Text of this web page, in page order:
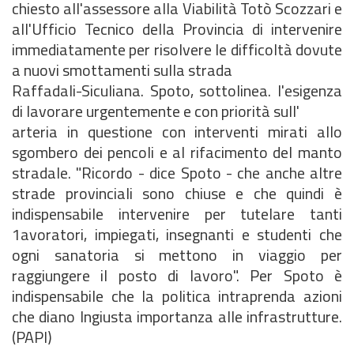
chiesto all'assessore alla Viabilità Totò Scozzari e
all'Ufficio Tecnico della Provincia di intervenire
immediatamente per risolvere le difficoltà dovute
a nuovi smottamenti sulla strada
Raffadali-Siculiana. Spoto, sottolinea. l'esigenza
di lavorare urgentemente e con priorità sull'
arteria in questione con interventi mirati allo
sgombero dei pencoli e al rifacimento del manto
stradale. "Ricordo - dice Spoto - che anche altre
strade provinciali sono chiuse e che quindi è
indispensabile intervenire per tutelare tanti
1avoratori, impiegati, insegnanti e studenti che
ogni sanatoria si mettono in viaggio per
raggiungere il posto di lavoro". Per Spoto è
indispensabile che la politica intraprenda azioni
che diano Ingiusta importanza alle infrastrutture.
(PAPI)